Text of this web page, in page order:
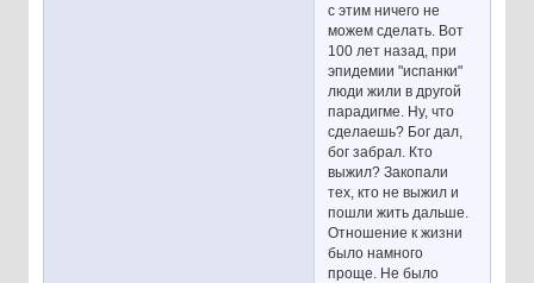
с этим ничего не
можем сделать. Вот
100 лет назад, при
эпидемии "испанки"
люди жили в другой
парадигме. Ну, что
сделаешь? Бог дал,
бог забрал. Кто
выжил? Закопали
тех, кто не выжил и
пошли жить дальше.
Отношение к жизни
было намного
проще. Не было